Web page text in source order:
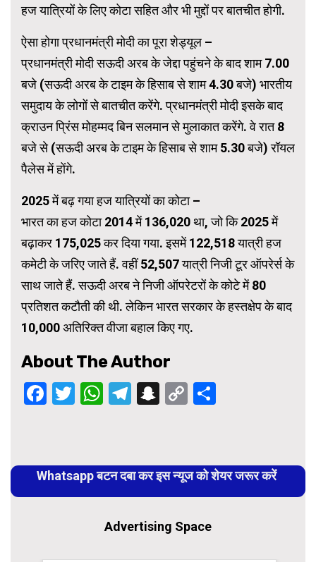
हज यात्रियों के लिए कोटा सहित और भी मुद्दों पर बातचीत होगी.
ऐसा होगा प्रधानमंत्री मोदी का पूरा शेड्यूल –
प्रधानमंत्री मोदी सऊदी अरब के जेद्दा पहुंचने के बाद शाम 7.00
बजे (सऊदी अरब के टाइम के हिसाब से शाम 4.30 बजे) भारतीय
समुदाय के लोगों से बातचीत करेंगे. प्रधानमंत्री मोदी इसके बाद
क्राउन प्रिंस मोहम्मद बिन सलमान से मुलाकात करेंगे. वे रात 8
बजे से (सऊदी अरब के टाइम के हिसाब से शाम 5.30 बजे) रॉयल
पैलेस में होंगे.
2025 में बढ़ गया हज यात्रियों का कोटा –
भारत का हज कोटा 2014 में 136,020 था, जो कि 2025 में
बढ़ाकर 175,025 कर दिया गया. इसमें 122,518 यात्री हज
कमेटी के जरिए जाते हैं. वहीं 52,507 यात्री निजी टूर ऑपरेर्स के
साथ जाते हैं. सऊदी अरब ने निजी ऑपरेटरों के कोटे में 80
प्रतिशत कटौती की थी. लेकिन भारत सरकार के हस्तक्षेप के बाद
10,000 अतिरिक्त वीजा बहाल किए गए.
About The Author
Facebook
Twitter
WhatsApp
Telegram
Snapchat
Copy
Reading
Whatsapp बटन दबा कर इस न्यूज को शेयर जरूर करें
Advertising Space